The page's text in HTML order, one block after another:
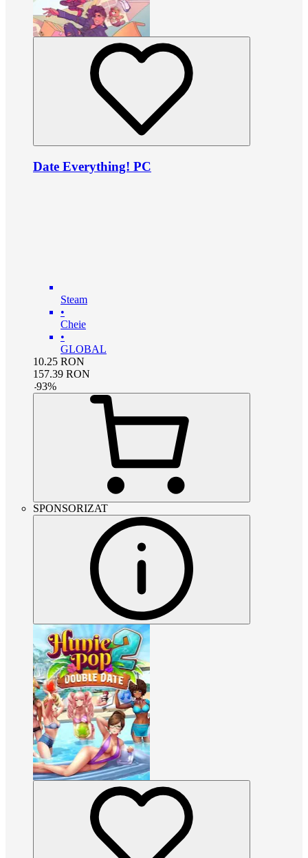
Date Everything! PC
Steam
•
Cheie
•
GLOBAL
10.25 RON
157.39 RON
-93%
SPONSORIZAT